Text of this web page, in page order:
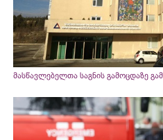
მასწავლებელთა საგნის გამოცდაზე